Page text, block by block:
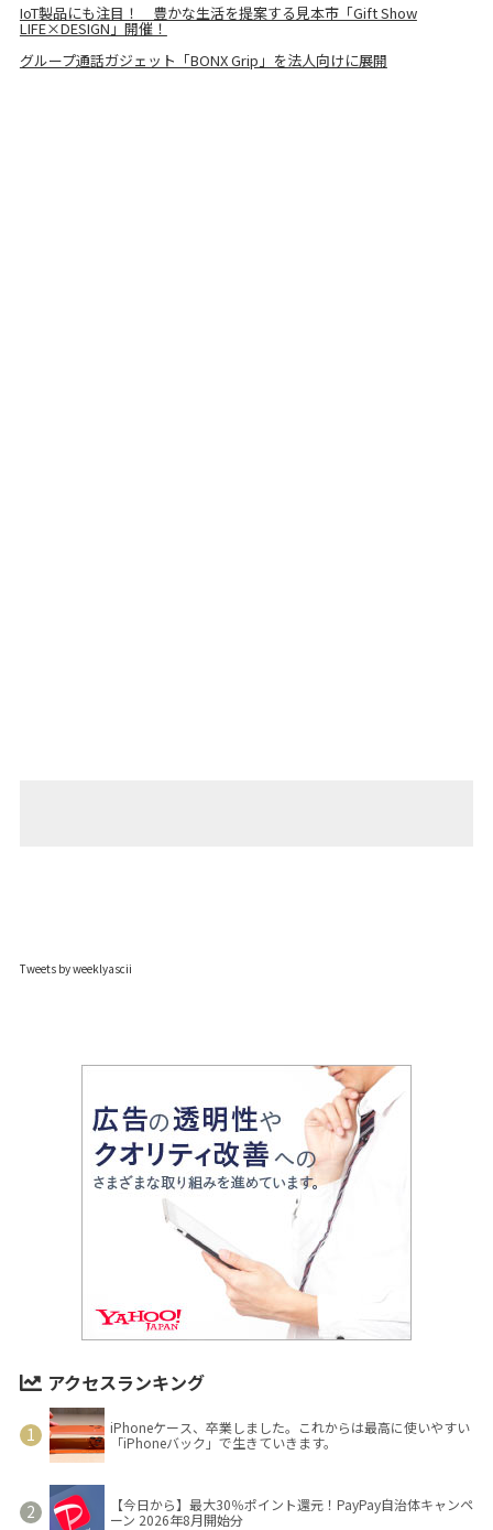
IoT製品にも注目！ 豊かな生活を提案する見本市「Gift Show
LIFE×DESIGN」開催！
グループ通話ガジェット「BONX Grip」を法人向けに展開
Tweets by weeklyascii
アクセスランキング
iPhoneケース、卒業しました。これからは最高に使いやすい
「iPhoneバック」で生きていきます。
【今日から】最大30％ポイント還元！PayPay自治体キャンペ
ーン 2026年8月開始分